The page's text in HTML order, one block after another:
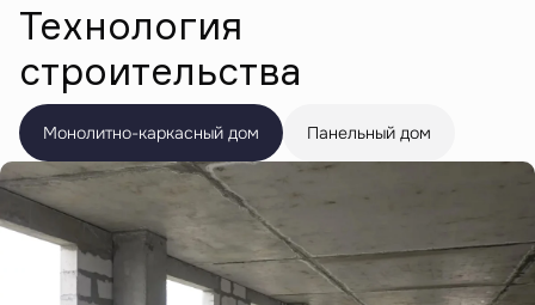
Технология
строительства
Монолитно-каркасный дом Панельный дом